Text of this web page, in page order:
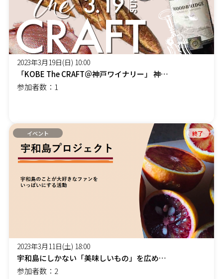
2023年3月19日(日) 10:00
「KOBE The CRAFT＠神戸ワイナリー」 神戸で生まれる、つくり手たちとの出会い！
参加者数：1
イベント 終了
2023年3月11日(土) 18:00
宇和島にしかない「美味しいもの」を広めるプロジェクト 東京お料理編
参加者数：2